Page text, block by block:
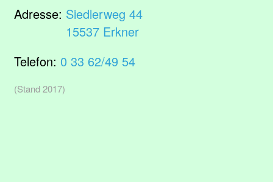
Adresse: Siedlerweg 44
15537 Erkner
Telefon: 0 33 62/49 54
(Stand 2017)